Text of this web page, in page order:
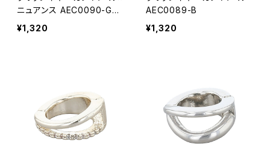
ニュアンス AEC0090-GD
（ゴールド）
¥1,320
AEC0089-B
¥1,320